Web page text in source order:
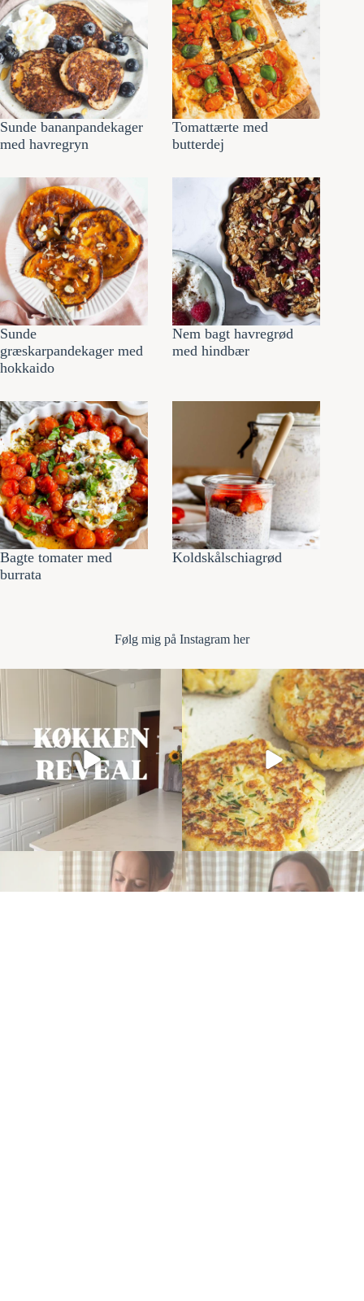
Sunde bananpandekager
med havregryn
Tomattærte med
butterdej
Sunde
græskarpandekager med
hokkaido
Nem bagt havregrød
med hindbær
Bagte tomater med
burrata
Koldskålschiagrød
Følg mig på Instagram her